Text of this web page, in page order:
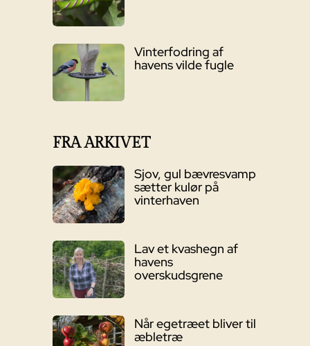
Vinterfodring af
havens vilde fugle
FRA ARKIVET
Sjov, gul bævresvamp
sætter kulør på
vinterhaven
Lav et kvashegn af
havens
overskudsgrene
Når egetræet bliver til
æbletræ